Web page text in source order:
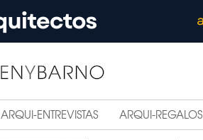
ARQUI-ENTREVISTAS ARQUI-REGALOS